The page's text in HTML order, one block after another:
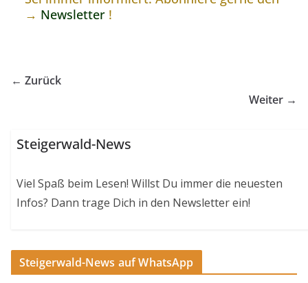
→ Newsletter !
← Zurück
Weiter →
Steigerwald-News
Viel Spaß beim Lesen! Willst Du immer die neuesten
Infos? Dann trage Dich in den Newsletter ein!
Steigerwald-News auf WhatsApp